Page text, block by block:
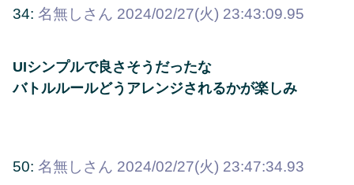
34: 名無しさん 2024/02/27(火) 23:43:09.95
UIシンプルで良さそうだったな
バトルルールどうアレンジされるかが楽しみ
50: 名無しさん 2024/02/27(火) 23:47:34.93